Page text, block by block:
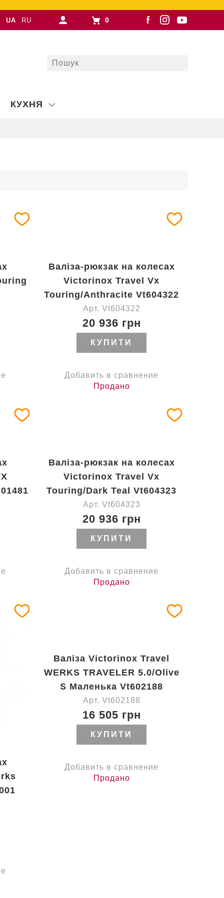
UA RU 0
КУХНЯ
Валіза-рюкзак на колесах
Victorinox Travel Vx
Touring/Anthracite Vt604322
Арт. Vt604322
20 936 грн
КУПИТИ
Добавить в сравнение
Продано
Валіза-рюкзак на колесах
Victorinox Travel Vx
Touring/Dark Teal Vt604323
Арт. Vt604323
20 936 грн
КУПИТИ
Добавить в сравнение
Продано
Валіза Victorinox Travel
WERKS TRAVELER 5.0/Olive
S Маленька Vt602188
Арт. Vt602188
16 505 грн
КУПИТИ
Добавить в сравнение
Продано